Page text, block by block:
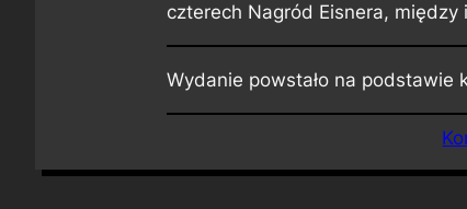
czterech Nagród Eisnera, między
Wydanie powstało na podstawie